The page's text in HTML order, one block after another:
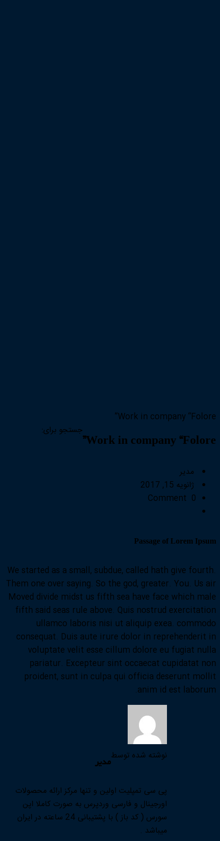
Work in company “Folore”
Work in company “Folore”
مدیر
ژانویه 15, 2017
0 Comment
Passage of Lorem Ipsum
We started as a small, subdue, called hath give fourth.
Them one over saying. So the god, greater. You. Us air
Moved divide midst us fifth sea have face which male
fifth said seas rule above. Quis nostrud exercitation
ullamco laboris nisi ut aliquip exea. commodo
consequat. Duis aute irure dolor in reprehenderit in
voluptate velit esse cillum dolore eu fugiat nulla
pariatur. Excepteur sint occaecat cupidatat non
proident, sunt in culpa qui officia deserunt mollit
anim id est laborum.
نوشته شده توسط
مدیر
پی سی تمپلیت اولین و تنها مرکز ارائه محصولات
اورجینال و فارسی وردپرس به صورت کاملا اپن
سورس ( کد باز ) با پشتیبانی 24 ساعته در ایران
میباشد .
جستجو برای: